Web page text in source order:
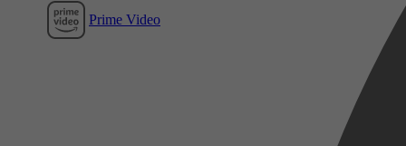
Prime Video